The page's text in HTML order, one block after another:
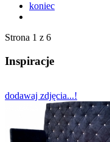
koniec
Strona 1 z 6
Inspiracje
dodawaj zdjęcia...!